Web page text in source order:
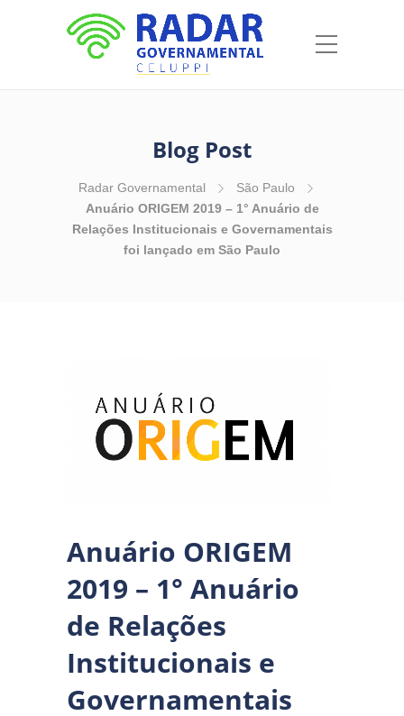
Blog Post
Radar Governamental
São Paulo
Anuário ORIGEM 2019 – 1° Anuário de
Relações Institucionais e Governamentais
foi lançado em São Paulo
Anuário ORIGEM
2019 – 1° Anuário
de Relações
Institucionais e
Governamentais